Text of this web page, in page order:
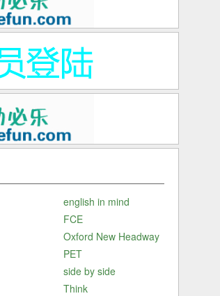
english in mind
FCE
Oxford New Headway
PET
side by side
Think